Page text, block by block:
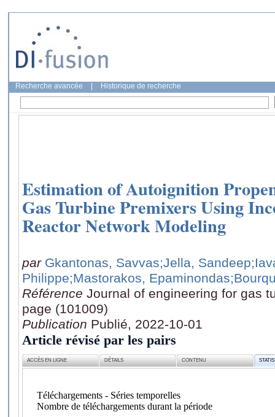
Recherche avancée Historique de recherche
Estimation of Autoignition
Gas Turbine Premixers Using
Reactor Network Modeling
par Gkantonas, Savvas;Jella, Sandeep
Philippe;Mastorakos, Epaminondas
Référence Journal of engineering for gas
page (101009)
Publication Publié, 2022-10-01
Article révisé par les pairs
ACCÈS EN LIGNE DÉTAILS CONTENU